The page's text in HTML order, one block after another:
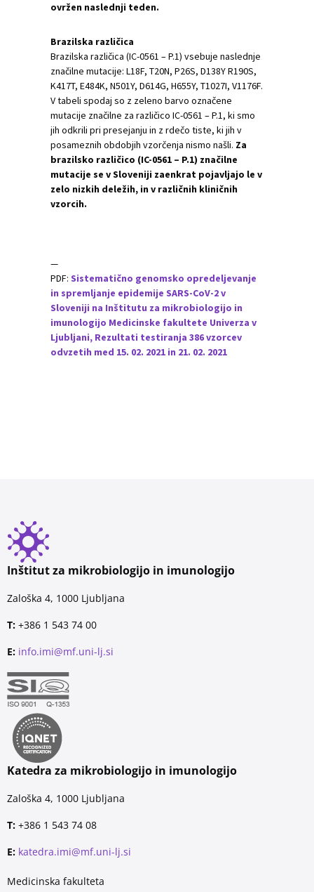
ovržen naslednji teden.
Brazilska različica
Brazilska različica (IC-0561 – P.1) vsebuje naslednje
značilne mutacije: L18F, T20N, P26S, D138Y R190S,
K417T, E484K, N501Y, D614G, H655Y, T1027I, V1176F.
V tabeli spodaj so z zeleno barvo označene
mutacije značilne za različico IC-0561 – P.1, ki smo
jih odkrili pri presejanju in z rdečo tiste, ki jih v
posameznih obdobjih vzorčenja nismo našli. Za
brazilsko različico (IC-0561 – P.1) značilne
mutacije se v Sloveniji zaenkrat pojavljajo le v
zelo nizkih deležih, in v različnih kliničnih
vzorcih.
—
PDF: Sistematično genomsko opredeljevanje
in spremljanje epidemije SARS-CoV-2 v
Sloveniji na Inštitutu za mikrobiologijo in
imunologijo Medicinske fakultete Univerza v
Ljubljani, Rezultati testiranja 386 vzorcev
odvzetih med 15. 02. 2021 in 21. 02. 2021
Inštitut za mikrobiologijo in imunologijo
Zaloška 4, 1000 Ljubljana
T: +386 1 543 74 00
E: info.imi@mf.uni-lj.si
Katedra za mikrobiologijo in imunologijo
Zaloška 4, 1000 Ljubljana
T: +386 1 543 74 08
E: katedra.imi@mf.uni-lj.si
Medicinska fakulteta